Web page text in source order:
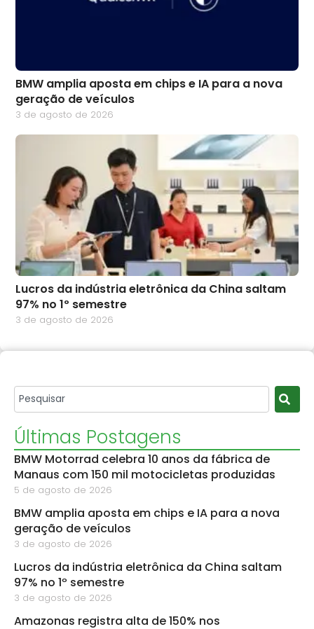
BMW amplia aposta em chips e IA para a nova
geração de veículos
3 de agosto de 2026
Lucros da indústria eletrônica da China saltam
97% no 1º semestre
3 de agosto de 2026
Últimas Postagens
BMW Motorrad celebra 10 anos da fábrica de
Manaus com 150 mil motocicletas produzidas
5 de agosto de 2026
BMW amplia aposta em chips e IA para a nova
geração de veículos
3 de agosto de 2026
Lucros da indústria eletrônica da China saltam
97% no 1º semestre
3 de agosto de 2026
Amazonas registra alta de 150% nos